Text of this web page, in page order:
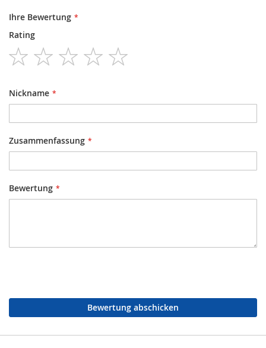
Ihre Bewertung
Rating
1
star
2
stars
3
stars
4
stars
Nickname
Zusammenfassung
Bewertung
Bewertung abschicken